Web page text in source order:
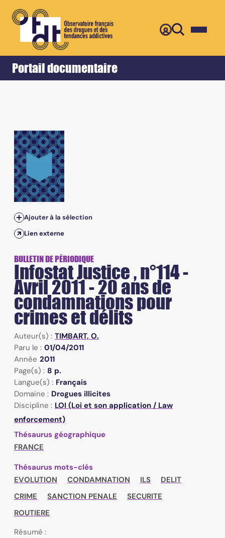
Portail documentaire
Accueil Retour
n°114 - Avril 2011 - 20 ans de condamnations pour
Ajouter à la sélection
Lien externe
BULLETIN DE PÉRIODIQUE
Infostat Justice , n°114 -
Avril 2011 - 20 ans de
condamnations pour
crimes et délits
Auteur(s) : TIMBART, O.
Paru le : 01/04/2011
Année 2011
Page(s) : 8 p.
Langue(s) : Français
Domaine : Drogues illicites
Discipline : LOI (Loi et son application / Law
enforcement)
Thésaurus géographique
FRANCE
Thésaurus mots-clés
EVOLUTION
CONDAMNATION ILS
DELIT
CRIME
SANCTION PENALE
SECURITE
ROUTIERE
Résumé :